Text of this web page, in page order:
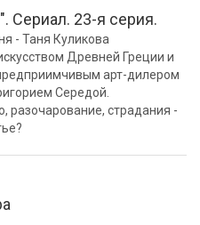
Сериал. 23-я серия.
- Таня Куликова
Древней Греции и
арт-дилером
Середой.
разочарование, страдания -